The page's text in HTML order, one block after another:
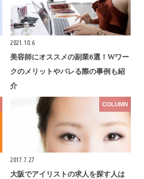
2021.10.6
美容師にオススメの副業6選！Wワー
クのメリットやバレる際の事例も紹
介
COLUMN
2017.7.27
大阪でアイリストの求人を探す人は